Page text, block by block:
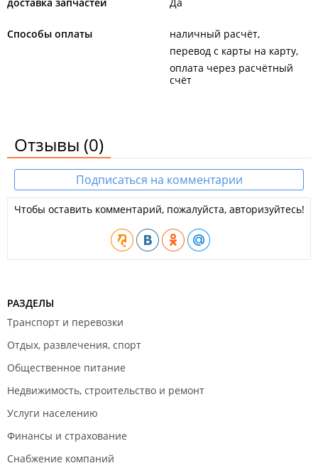
Способы оплаты
наличный расчёт
перевод с карты на карту
оплата через расчётный
счёт
Отзывы (0)
Подписаться на комментарии
Чтобы оставить комментарий, пожалуйста, авторизуйтесь!
РАЗДЕЛЫ
Транспорт и перевозки
Отдых, развлечения, спорт
Общественное питание
Недвижимость, строительство и ремонт
Услуги населению
Финансы и страхование
Снабжение компаний